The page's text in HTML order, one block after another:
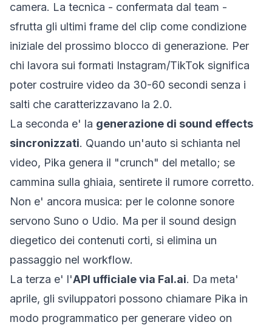
camera. La tecnica - confermata dal team -
sfrutta gli ultimi frame del clip come condizione
iniziale del prossimo blocco di generazione. Per
chi lavora sui formati Instagram/TikTok significa
poter costruire video da 30-60 secondi senza i
salti che caratterizzavano la 2.0.
La seconda e' la generazione di sound effects
sincronizzati. Quando un'auto si schianta nel
video, Pika genera il "crunch" del metallo; se
cammina sulla ghiaia, sentirete il rumore corretto.
Non e' ancora musica: per le colonne sonore
servono Suno o Udio. Ma per il sound design
diegetico dei contenuti corti, si elimina un
passaggio nel workflow.
La terza e' l'API ufficiale via Fal.ai. Da meta'
aprile, gli sviluppatori possono chiamare Pika in
modo programmatico per generare video on